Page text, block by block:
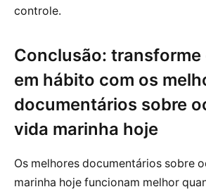
controle.
Conclusão:
em hábito com os
documentários sobre
vida marinha hoje
Os melhores documentários sobre
marinha hoje funcionam melhor